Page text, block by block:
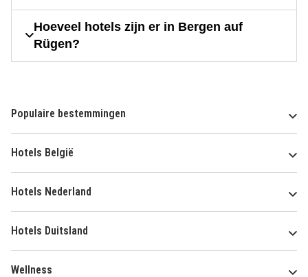
Hoeveel hotels zijn er in Bergen auf
Rügen?
Populaire bestemmingen
Hotels België
Hotels Nederland
Hotels Duitsland
Wellness